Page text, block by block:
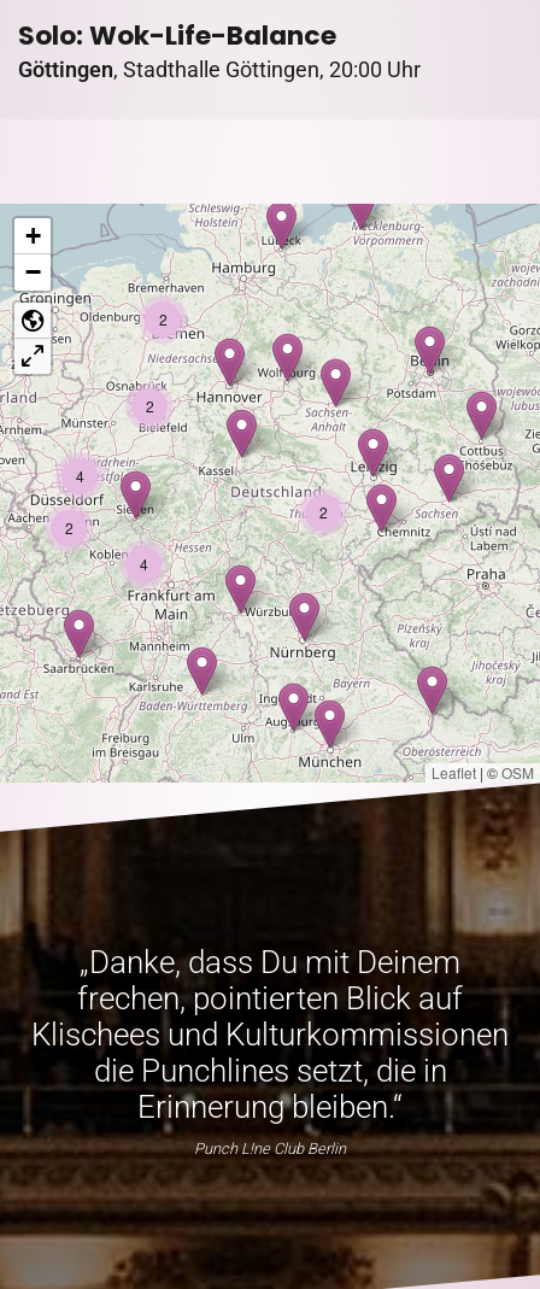
Solo: Wok-Life-Balance
Göttingen, Stadthalle Göttingen, 20:00 Uhr
2
2
2
2
4
4
+
−
Leaflet | ©OSM
„Danke, dass Du mit Deinem
frechen, pointierten Blick auf
Klischees und Kulturkommissionen
die Punchlines setzt, die in
Erinnerung bleiben.“
Punch L!ne Club Berlin